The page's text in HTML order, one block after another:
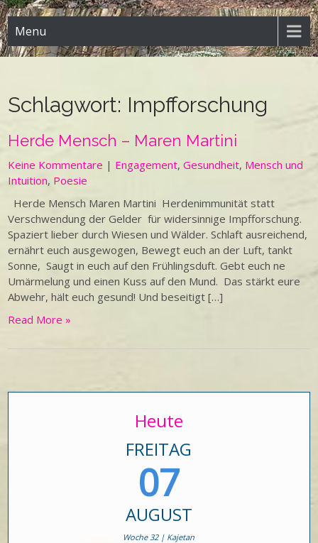
Menu
Schlagwort: Impfforschung
Herde Mensch – Maren Martini
Keine Kommentare | Engagement,Gesundheit, Mensch und
Intuition, Poesie
Herde Mensch Maren Martini Herdenimmunität statt
Verschwendung der Gelder für widersinnige Impfforschung.
Spaziert lieber durch Wiesen und Wälder. Schlaft ausreichend,
ernährt euch ausgewogen, Bewegt euch an der Luft, tankt
Sonne, Saugt in euch auf den Frühlingsduft. Gebt euch ne
Umärmelung und einen Kuss auf den Mund. Das stärkt eure
Abwehr, hält euch gesund! Und beseitigt […]
Read More »
Heute
FREITAG
07
AUGUST
Woche 32 | Kajetan